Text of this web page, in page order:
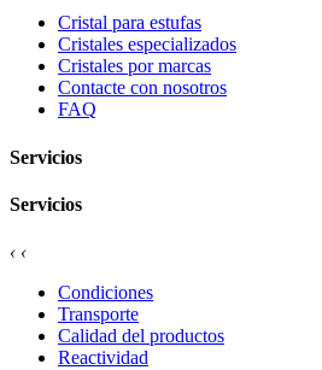
Cristal para estufas
Cristales especializados
Cristales por marcas
Contacte con nosotros
FAQ
Servicios
Servicios
‹ ‹
Condiciones
Transporte
Calidad del productos
Reactividad